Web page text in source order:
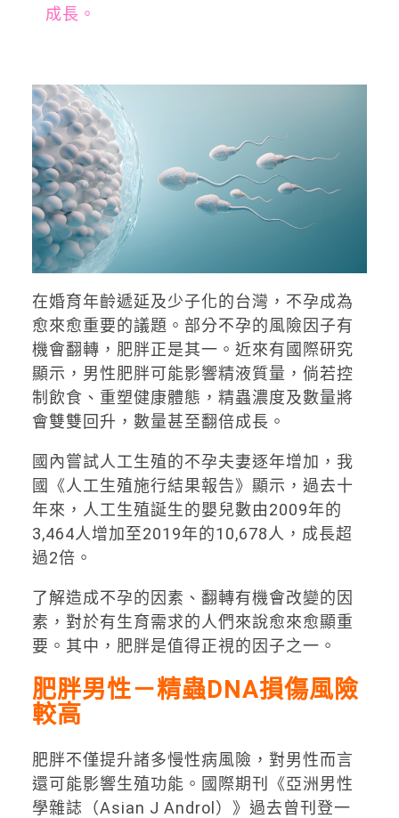
成長。
在婚育年齡遞延及少子化的台灣，不孕成為
愈來愈重要的議題。部分不孕的風險因子有
機會翻轉，肥胖正是其一。近來有國際研究
顯示，男性肥胖可能影響精液質量，倘若控
制飲食、重塑健康體態，精蟲濃度及數量將
會雙雙回升，數量甚至翻倍成長。
國內嘗試人工生殖的不孕夫妻逐年增加，我
國《人工生殖施行結果報告》顯示，過去十
年來，人工生殖誕生的嬰兒數由2009年的
3,464人增加至2019年的10,678人，成長超
過2倍。
了解造成不孕的因素、翻轉有機會改變的因
素，對於有生育需求的人們來說愈來愈顯重
要。其中，肥胖是值得正視的因子之一。
肥胖男性－精蟲DNA損傷風險
較高
肥胖不僅提升諸多慢性病風險，對男性而言
還可能影響生殖功能。國際期刊《亞洲男性
學雜誌（Asian J Androl）》過去曾刊登一